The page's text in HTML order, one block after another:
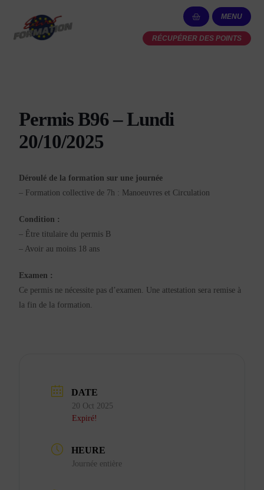
MENU
RÉCUPÉRER DES POINTS
Permis B96 – Lundi
20/10/2025
Déroulé de la formation sur une journée
– Formation collective de 7h : Manoeuvres et Circulation
Condition :
– Être titulaire du permis B
– Avoir au moins 18 ans
Examen :
Ce permis ne nécessite pas d’examen. Une attestation sera remise à
la fin de la formation.
DATE
20 Oct 2025
Expiré!
HEURE
Journée entière